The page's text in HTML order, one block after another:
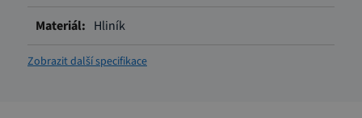
Hliník
Zobrazit další specifikace